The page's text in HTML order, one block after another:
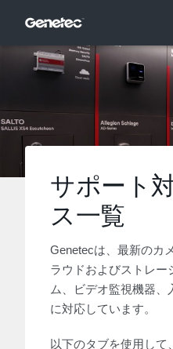
サポート
ス一覧
Genetecは、最新のカ
ラウドおよびストレー
ム、ビデオ監視機器
に対応しています。
以下のタブを使用して、